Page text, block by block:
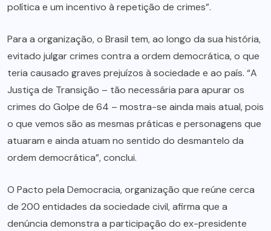
política e um incentivo à repetição de crimes”.
Para a organização, o Brasil tem, ao longo da sua história,
evitado julgar crimes contra a ordem democrática, o que
teria causado graves prejuízos à sociedade e ao país. “A
Justiça de Transição – tão necessária para apurar os
crimes do Golpe de 64 – mostra-se ainda mais atual, pois
o que vemos são as mesmas práticas e personagens que
atuaram e ainda atuam no sentido do desmantelo da
ordem democrática”, conclui.
O Pacto pela Democracia, organização que reúne cerca
de 200 entidades da sociedade civil, afirma que a
denúncia demonstra a participação do ex-presidente